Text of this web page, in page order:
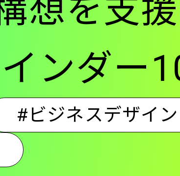
想を支
ンダー
#ビジネスデザイン